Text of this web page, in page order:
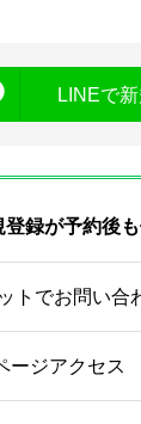
LINEで
登録が予約後
トでお問い合
ージアクセス